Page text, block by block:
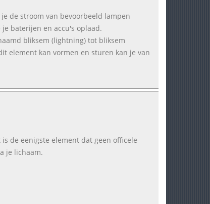
de stroom van bevoorbeeld lampen
baterijen en accu's oplaad.
bliksem (lightning) tot bliksem
element kan vormen en sturen kan je van
de eenigste element dat geen officele
je lichaam.